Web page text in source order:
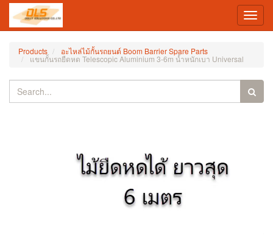
Products อะไหล่ไม้กั้นรถยนต์ Boom Barrier Spare Parts
แขนกั้นรถยืดหด Telescopic Aluminium 3-6m น้ำหนักเบา Universal